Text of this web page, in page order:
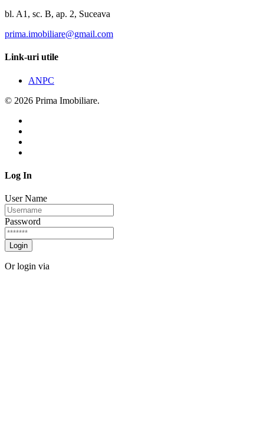
bl. A1, sc. B, ap. 2, Suceava
prima.imobiliare@gmail.com
Link-uri utile
ANPC
© 2026 Prima Imobiliare.
Log In
User Name
Password
Login
Or login via